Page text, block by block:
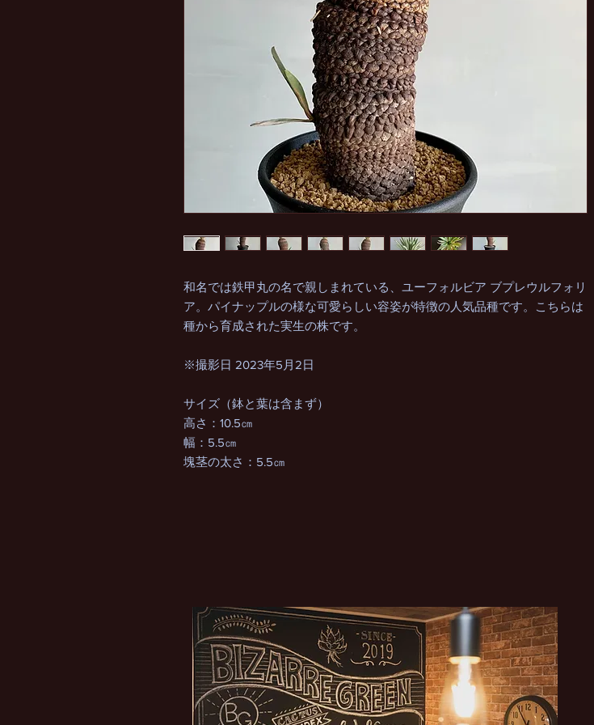
和名では鉄甲丸の名で親しまれている、ユーフォルビア ブプレウルフォリ
ア。パイナップルの様な可愛らしい容姿が特徴の人気品種です。こちらは
種から育成された実生の株です。
※撮影日 2023年5月2日
サイズ（鉢と葉は含まず）
高さ：10.5㎝
幅：5.5㎝
塊茎の太さ：5.5㎝